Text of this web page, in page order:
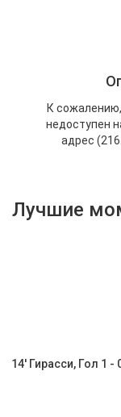
Лучшие
14' Гирасси, Гол 1 -